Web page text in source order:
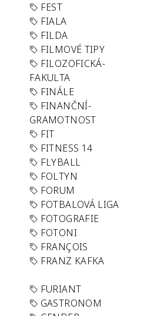
FEST
FIALA
FILDA
FILMOVÉ TIPY
FILOZOFICKÁ-
FAKULTA
FINÁLE
FINANČNÍ-
GRAMOTNOST
FIT
FITNESS 14
FLYBALL
FOLTYN
FORUM
FOTBALOVÁ LIGA
FOTOGRAFIE
FOTONI
FRANÇOIS
FRANZ KAFKA
FURIANT
GASTRONOM